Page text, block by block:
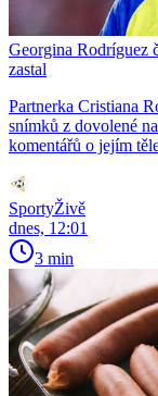
Georgina Rodríguez
zastal
Partnerka Cristiana
snímků z dovolené
komentářů o jejím
SportyŽivě
dnes, 12:01
3 min